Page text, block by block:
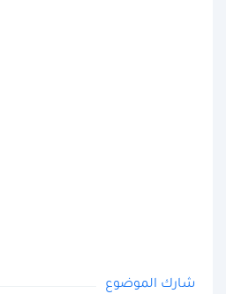
شارك الموضوع